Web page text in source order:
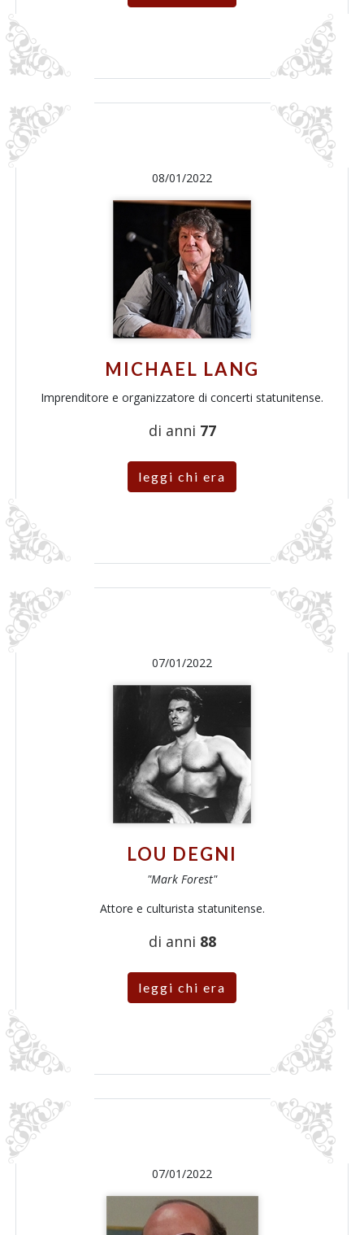
08/01/2022
MICHAEL LANG
Imprenditore e organizzatore di concerti statunitense.
di anni 77
leggi chi era
07/01/2022
LOU DEGNI
"Mark Forest"
Attore e culturista statunitense.
di anni 88
leggi chi era
07/01/2022